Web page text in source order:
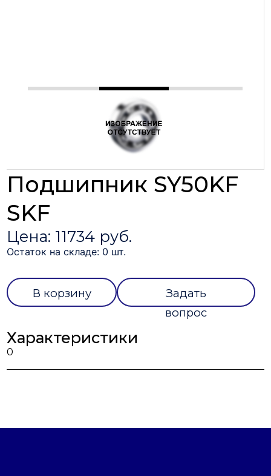
Подшипник SY50KF
SKF
Цена: 11734 руб.
Остаток на складе: 0 шт.
В корзину
Задать
вопрос
Характеристики
0